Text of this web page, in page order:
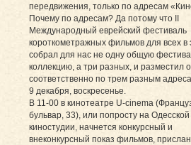
передвижения, только по адресам
Почему по адресам? Да потому что II
Международный еврейский фестиваль
короткометражных фильмов для всех в
собрал для нас не одну общую
коллекцию, а три разных, и разместил
соответственно по трем разным
9 декабря, воскресенье.
В 11-00 в кинотеатре U-cinema
бульвар, 33), или попросту на Одесской
киностудии, начнется конкурсный и
внеконкурсный показ фильмов,